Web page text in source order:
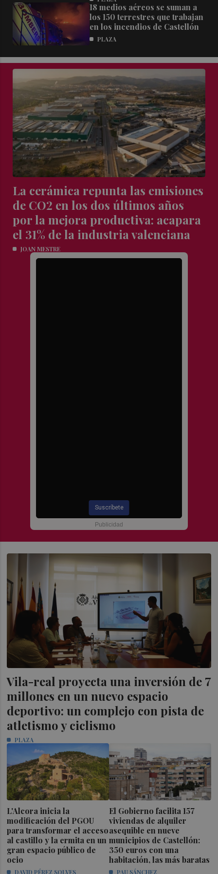
18 medios aéreos se suman a
los 150 terrestres que trabajan
en los incendios de Castellón
PLAZA
La cerámica repunta las emisiones
de CO2 en los dos últimos años
por la mejora productiva: acapara
el 31% de la industria valenciana
JOAN MESTRE
Suscríbete
Vila-real proyecta una inversión de 7
millones en un nuevo espacio
deportivo: un complejo con pista de
atletismo y ciclismo
PLAZA
L'Alcora inicia la
modificación del PGOU
para transformar el acceso
al castillo y la ermita en un
gran espacio público de
ocio
DAVID PÉREZ SOLVES
El Gobierno facilita 157
viviendas de alquiler
asequible en nueve
municipios de Castellón:
350 euros con una
habitación, las más baratas
PAU SÁNCHEZ